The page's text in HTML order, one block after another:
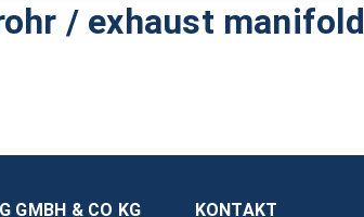
/ exhaust manifold
GMBH & CO KG KONTAKT